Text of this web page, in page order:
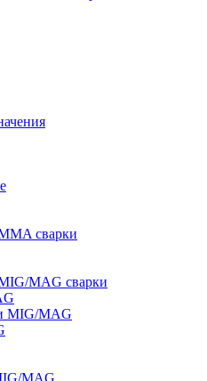
сварки
MAG сварки
MIG/MAG
MAG